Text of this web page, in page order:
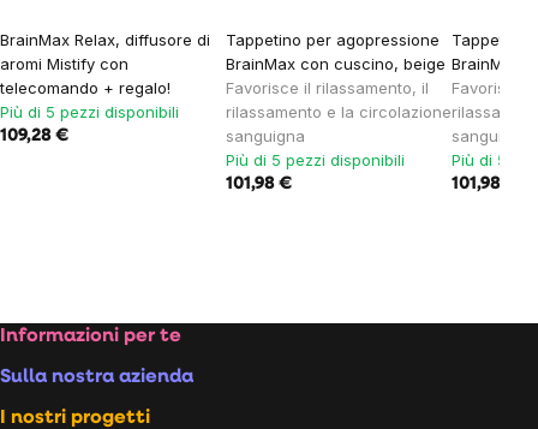
BrainMax Relax, diffusore di
aromi Mistify con
telecomando + regalo!
Più di 5 pezzi disponibili
109,28 €
Tappetino per agopressione
BrainMax con cuscino, beige
Favorisce il rilassamento, il
rilassamento e la circolazione
sanguigna
Più di 5 pezzi disponibili
101,98 €
Tappetino
BrainMax
Favorisce
sanguigna
Più di 5
101,98 €
Footer
Informazioni per te
Sulla nostra azienda
I nostri progetti